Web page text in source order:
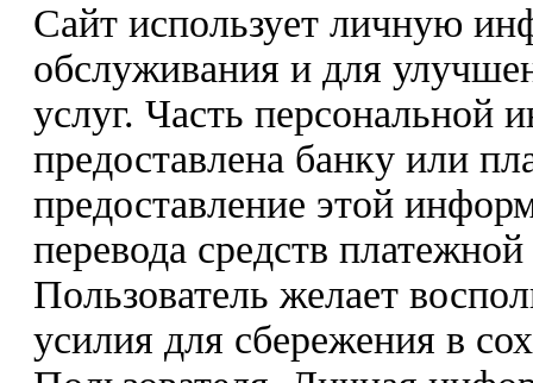
Сайт использует личную
обслуживания и для
услуг. Часть
предоставлена банку или
предоставление этой
перевода средств
Пользователь желает
усилия для сбережения в